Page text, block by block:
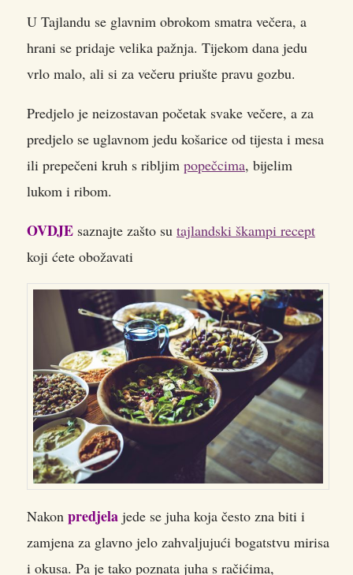
U Tajlandu se glavnim obrokom smatra večera, a
hrani se pridaje velika pažnja. Tijekom dana jedu
vrlo malo, ali si za večeru priušte pravu gozbu.
Predjelo je neizostavan početak svake večere, a za
predjelo se uglavnom jedu košarice od tijesta i mesa
ili prepečeni kruh s ribljim popečcima, bijelim
lukom i ribom.
OVDJE saznajte zašto su tajlandski škampi recept
koji ćete obožavati
Nakon predjela jede se juha koja često zna biti i
zamjena za glavno jelo zahvaljujući bogatstvu mirisa
i okusa. Pa je tako poznata juha s račićima,